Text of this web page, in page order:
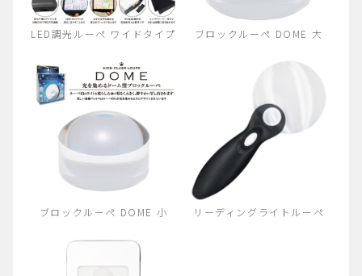
LED調光ルーペ ワイドタイプ ブロックルーペ DOME 大
ブロックルーペ DOME 小 リーディングライトルーペ